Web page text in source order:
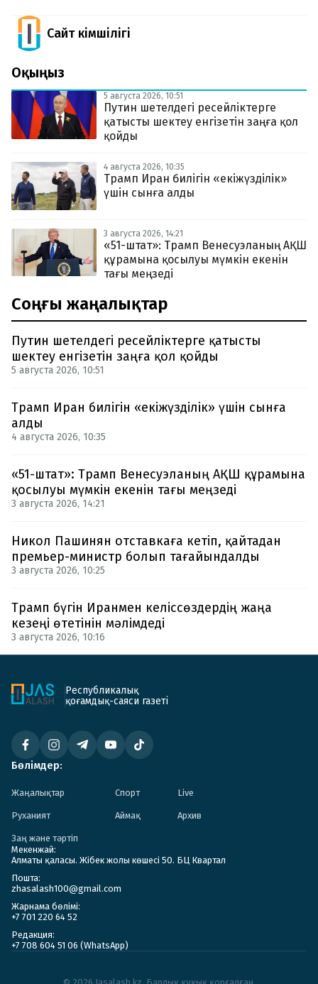
Сайт Әкімшілігі
Оқыңыз
5 августа 2026, 10:51
Путин шетелдегі ресейліктерге
қатысты шектеу енгізетін заңға қол
қойды
4 августа 2026, 10:35
Трамп Иран билігін «екіжүзділік»
үшін сынға алды
3 августа 2026, 14:21
«51-штат»: Трамп Венесуэланың АҚШ
құрамына қосылуы мүмкін екенін
тағы меңзеді
Соңғы жаңалықтар
Путин шетелдегі ресейліктерге қатысты
шектеу енгізетін заңға қол қойды
5 августа 2026, 10:51
Трамп Иран билігін «екіжүзділік» үшін сынға
алды
4 августа 2026, 10:35
«51-штат»: Трамп Венесуэланың АҚШ құрамына
қосылуы мүмкін екенін тағы меңзеді
3 августа 2026, 14:21
Никол Пашинян отставкаға кетіп, қайтадан
премьер-министр болып тағайындалды
3 августа 2026, 10:25
Трамп бүгін Иранмен келіссөздердің жаңа
кезеңі өтетінін мәлімдеді
3 августа 2026, 10:16
Республикалық
қоғамдық-саяси газеті
Бөлімдер:
Жаңалықтар Спорт Live
Руханият Аймақ Архив
Заң және тәртіп
Мекенжай:
Алматы қаласы. Жібек жолы көшесі 50. БЦ Квартал
Пошта:
zhasalash100@gmail.com
Жарнама бөлімі:
+7 701 220 64 52
Редакция:
+7 708 604 51 06 (WhatsApp)